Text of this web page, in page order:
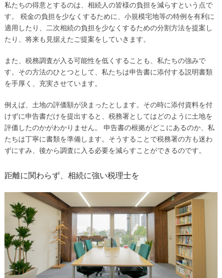
私たちの得意とするのは、相続人の皆様の負担を減らすという点で
す。 税金の負担を少なくするために、小規模宅地等の特例を有利に
適用したり、二次相続の負担を少なくするための分割方法を提案し
たり、将来も見据えたご提案をしていきます。
また、税務調査が入る可能性を低くすることも、私たちの強みで
す。その方法のひとつとして、私たちは申告書に添付する説明書類
を手厚く、充実させています。
例えば、土地の評価額が決まったとします。その時に添付資料を付
けずに申告書だけを提出すると、税務署としてはどのように土地を
評価したのかがわかりません。 申告書の根拠がどこにあるのか、私
たちは丁寧に書類を準備します。そうすることで税務署の方も迷わ
ずにすみ、後から調査に入る必要を減らすことができるのです。
距離に関わらず、相続に強い税理士を